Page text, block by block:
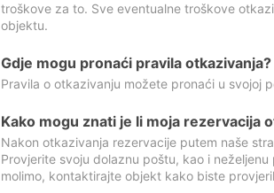
troškove za to. Sve eventualne troškove
objektu.
Gdje mogu pronaći pravila otkazivanja?
Pravila o otkazivanju možete pronaći u svojoj
Kako mogu znati je li moja rezervacija
Nakon otkazivanja rezervacije putem naše
Provjerite svoju dolaznu poštu, kao i
molimo, kontaktirajte objekt kako biste